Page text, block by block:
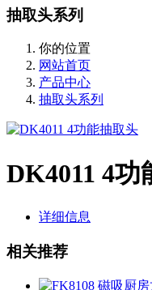
抽取头系列
你的位置
网站首页
产品中心
抽取头系列
DK4011 4功
详细信息
相关推荐